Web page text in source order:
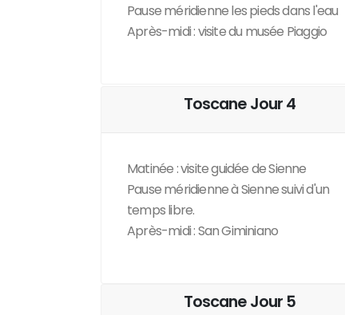
Pause méridienne les pieds dans l'eau
Après-midi : visite du musée Piaggio
Toscane Jour 4
Matinée : visite guidée de Sienne
Pause méridienne à Sienne suivi d'un
temps libre.
Après-midi : San Giminiano
Toscane Jour 5